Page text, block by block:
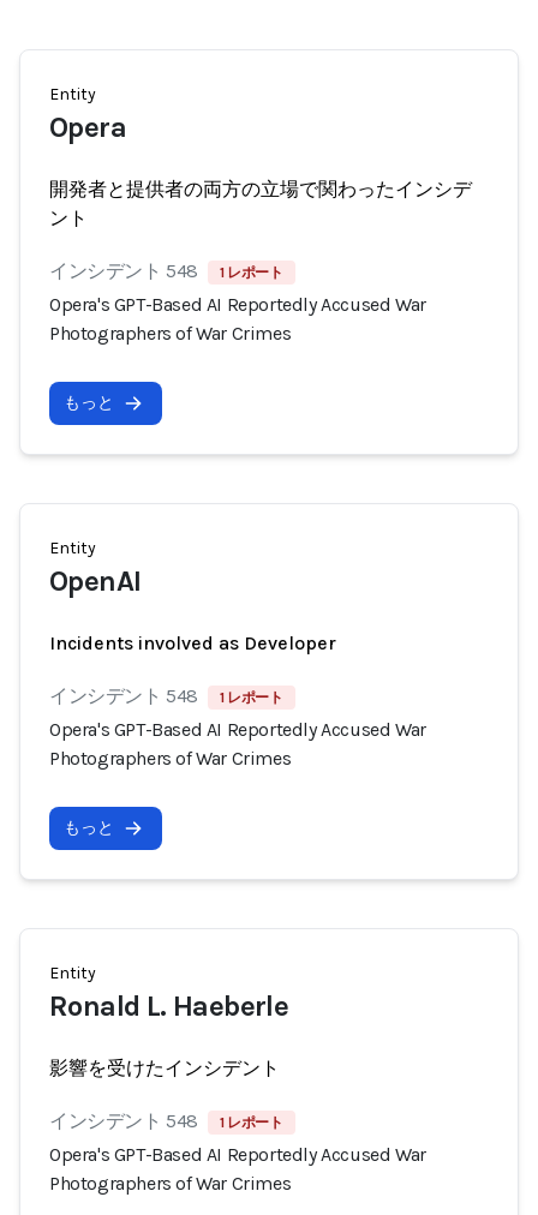
Entity
Opera
開発者と提供者の両方の立場で関わったインシデ
ント
インシデント 548 1 レポート
Opera's GPT-Based AI Reportedly Accused War
Photographers of War Crimes
もっと
Entity
OpenAI
Incidents involved as Developer
インシデント 548 1 レポート
Opera's GPT-Based AI Reportedly Accused War
Photographers of War Crimes
もっと
Entity
Ronald L. Haeberle
影響を受けたインシデント
インシデント 548 1 レポート
Opera's GPT-Based AI Reportedly Accused War
Photographers of War Crimes